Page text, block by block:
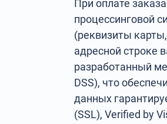
При оплате
процессинговой
(реквизиты
адресной строке
разработанный
DSS), что
данных
(SSL), Verified by